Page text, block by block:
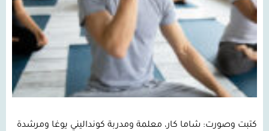
كتبت وصورت: شاما كار، معلمة ومدربة كونداليني يوغا ومرشدة